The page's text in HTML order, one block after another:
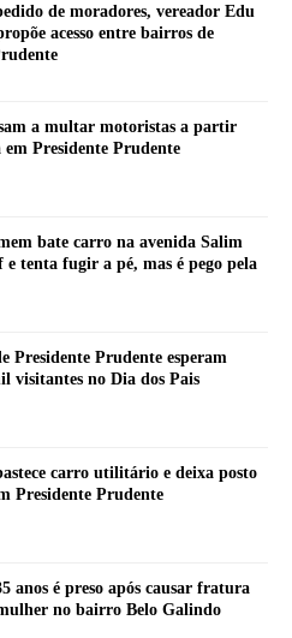
de moradores, vereador Edu
acesso entre bairros de
a multar motoristas a partir
em Presidente Prudente
bate carro na avenida Salim
tenta fugir a pé, mas é pego pela
Presidente Prudente esperam
visitantes no Dia dos Pais
carro utilitário e deixa posto
Presidente Prudente
anos é preso após causar fratura
no bairro Belo Galindo